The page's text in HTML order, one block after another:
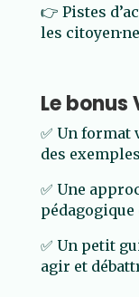
👉 Pistes
les
Le bonus
✅ Un format
des
✅ Une
✅ Un petit
agir et